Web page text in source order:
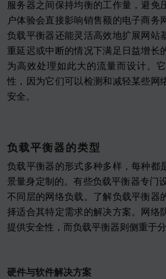
服务器之间保持均衡的工作量，避免
户体验会直接影响销售额的电子商务
负载平衡器还能灵活高效地扩展网站
重延迟或中断的情况下满足日益增长
为高效处理如此大的流量而设计。
性，因为它们可以检测和减轻某些网
安全。
负载平衡器的类型
负载平衡器的形式多种多样，每种都
景量身定制的。有些负载平衡器专门
不同层的网络负载。了解负载平衡器
择适合其特定需求的解决方案。网络
提供安全性，而负载平衡器则侧重于分
硬件与软件解决方案